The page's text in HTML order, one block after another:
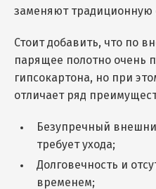
заменяют традиционную
Стоит добавить, что по
парящее полотно очень
гипсокартона, но при
отличает ряд
Безупречный
требует ухода;
Долговечность и
временем;